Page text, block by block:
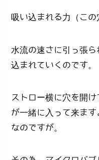
吸い込まれる力（こ
水流の速さに引っ張
込まれていくのです。
ストロー横に穴を開け
が一緒に入って来ま
なのですが。